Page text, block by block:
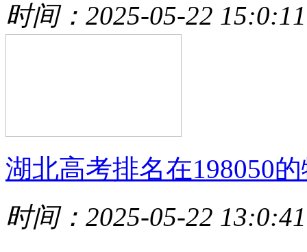
时间：2025-05-22 15:0:11
湖北高考排名在198050
时间：2025-05-22 13:0:41